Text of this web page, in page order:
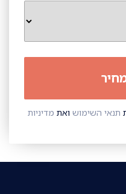
תנאי השימוש ואת מדיניות